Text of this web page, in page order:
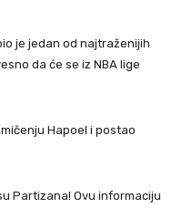
je jedan od najtraženijih
da će se iz NBA lige
Hapoel i postao
Partizana! Ovu informaciju